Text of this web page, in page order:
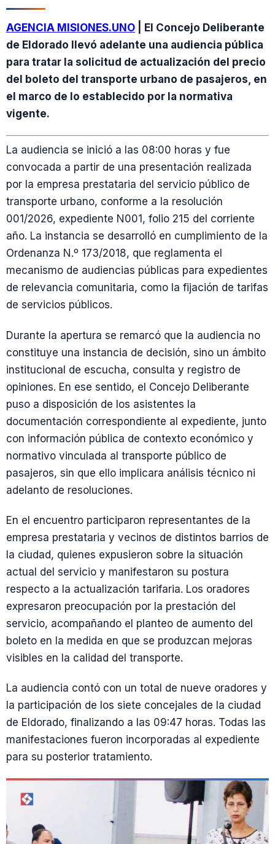
AGENCIA MISIONES.UNO | El Concejo Deliberante
de Eldorado llevó adelante una audiencia pública
para tratar la solicitud de actualización del precio
del boleto del transporte urbano de pasajeros, en
el marco de lo establecido por la normativa
vigente.
La audiencia se inició a las 08:00 horas y fue
convocada a partir de una presentación realizada
por la empresa prestataria del servicio público de
transporte urbano, conforme a la resolución
001/2026, expediente N001, folio 215 del corriente
año. La instancia se desarrolló en cumplimiento de la
Ordenanza N.º 173/2018, que reglamenta el
mecanismo de audiencias públicas para expedientes
de relevancia comunitaria, como la fijación de tarifas
de servicios públicos.
Durante la apertura se remarcó que la audiencia no
constituye una instancia de decisión, sino un ámbito
institucional de escucha, consulta y registro de
opiniones. En ese sentido, el Concejo Deliberante
puso a disposición de los asistentes la
documentación correspondiente al expediente, junto
con información pública de contexto económico y
normativo vinculada al transporte público de
pasajeros, sin que ello implicara análisis técnico ni
adelanto de resoluciones.
En el encuentro participaron representantes de la
empresa prestataria y vecinos de distintos barrios de
la ciudad, quienes expusieron sobre la situación
actual del servicio y manifestaron su postura
respecto a la actualización tarifaria. Los oradores
expresaron preocupación por la prestación del
servicio, acompañando el planteo de aumento del
boleto en la medida en que se produzcan mejoras
visibles en la calidad del transporte.
La audiencia contó con un total de nueve oradores y
la participación de los siete concejales de la ciudad
de Eldorado, finalizando a las 09:47 horas. Todas las
manifestaciones fueron incorporadas al expediente
para su posterior tratamiento.